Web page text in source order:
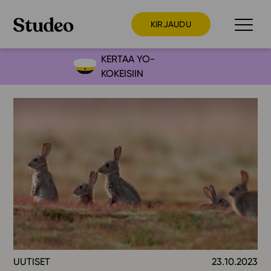
KIRJAUDU
Preppaaja
Huoltaja
Kokeilutarjous
Ainstain
Alakoulu
Yläkoulu
Lukio
KERTAA YO-
KOKEISIIN
UUTISET 23.10.2023